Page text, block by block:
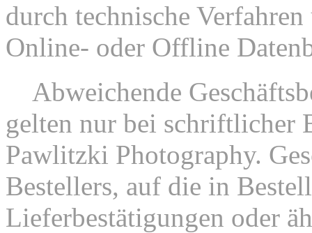
durch technische
Online- oder Offline
Abweichende
gelten nur bei schriftlicher
Pawlitzki Photography.
Bestellers, auf die in
Lieferbestätigungen oder